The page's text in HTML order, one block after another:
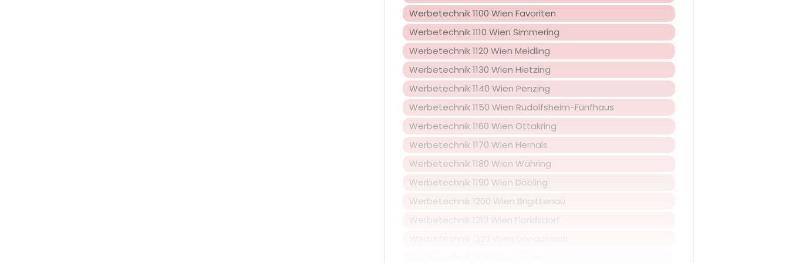
Werbetechnik 1100 Wien Favoriten
Werbetechnik 1110 Wien Simmering
Werbetechnik 1120 Wien Meidling
Werbetechnik 1130 Wien Hietzing
Werbetechnik 1140 Wien Penzing
Werbetechnik 1150 Wien Rudolfsheim-Fünfhaus
Werbetechnik 1160 Wien Ottakring
Werbetechnik 1170 Wien Hernals
Werbetechnik 1180 Wien Währing
Werbetechnik 1190 Wien Döbling
Werbetechnik 1200 Wien Brigittenau
Werbetechnik 1210 Wien Floridsdorf